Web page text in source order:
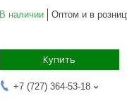
В наличии Оптом и в
Купить
+7 (727) 364-53-18